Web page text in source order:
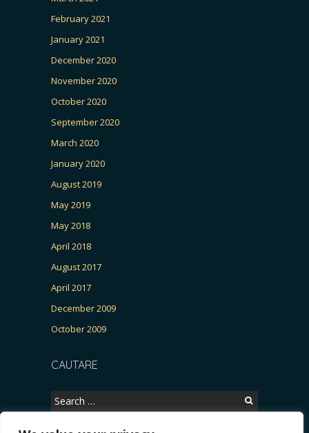
February 2021
January 2021
December 2020
November 2020
October 2020
September 2020
March 2020
January 2020
August 2019
May 2019
May 2018
April 2018
August 2017
April 2017
December 2009
October 2009
CAUTARE
Search
for: